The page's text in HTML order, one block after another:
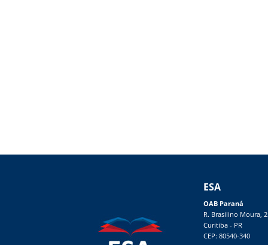
ESA
OAB Paraná
R. Brasilino Moura,
Curitiba - PR
CEP: 80540-340